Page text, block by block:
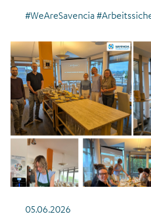
#WeAreSavencia
News_Gemeinsame
05.06.2026